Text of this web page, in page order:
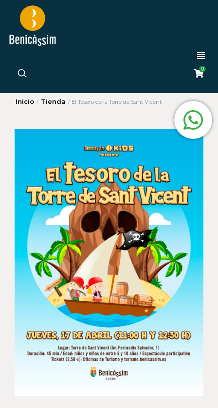
0
Inicio / Tienda / El Tesoro de la Torre de Sant Vicent